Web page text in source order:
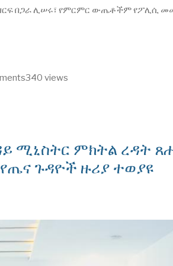
በጋራ ሊሠሩ፣ የምርምር ውጤቶችም የፖሊሲ
340 views
ሚኒስትር ምክትል ረዳት
ጉዳዮች ዙሪያ ተወያዩ